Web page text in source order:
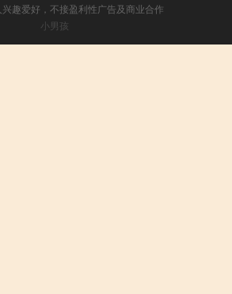
趣爱好，不接盈利性广告及商业合作
小男孩